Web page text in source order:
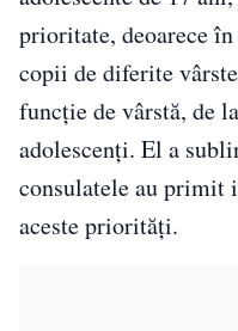
prioritate, deoarece în
copii de diferite
funcție de vârstă, de
adolescenți. El a
consulatele au primit
aceste priorități.